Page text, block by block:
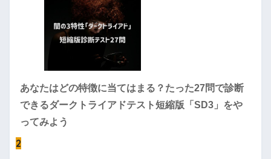
あなたはどの特徴に当てはまる？たった27問で診断
できるダークトライアドテスト短縮版「SD3」をや
ってみよう
2